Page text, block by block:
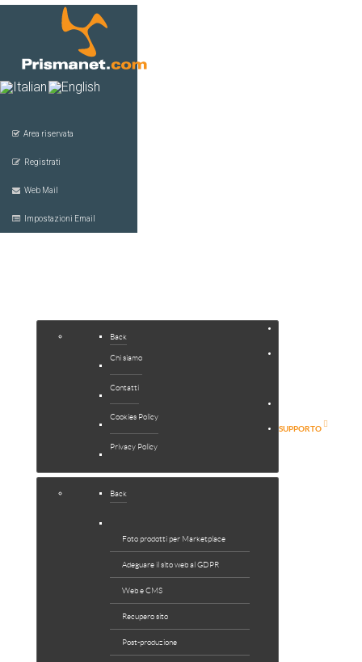
Area riservata
Registrati
Web Mail
Impostazioni Email
Back
Chi siamo
Contatti
Cookies Policy
Privacy Policy
Back
Foto prodotti per Marketplace
Adeguare il sito web al GDPR
Web e CMS
Recupero sito
Post-produzione
SUPPORTO